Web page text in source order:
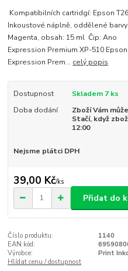
Kompatibilních cartridgí: Epson
Inkoustové náplně, oddělené
Magenta, obsah: 15 ml Čip:
Expression Premium XP-510
Expression Prem... celý popis
Dostupnost
Skladem 7 ks
Doba dodání
Zboží Vám
Stačí, když
12:00
Nejsme plátci DPH
39,00 Kč/ks
Přidat do
Číslo produktu:
1140
EAN kód:
Výrobce:
Print
Hlídat cenu / dostupnost